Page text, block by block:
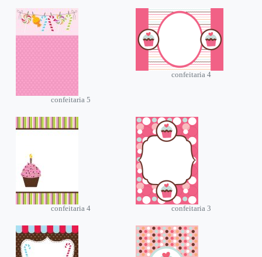
confeitaria 5
confeitaria 4
confeitaria 4 confeitaria 3